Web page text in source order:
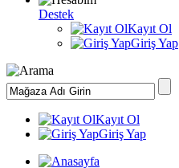
Destek
Kayıt Ol
Giriş Yap
Kayıt Ol
Giriş Yap